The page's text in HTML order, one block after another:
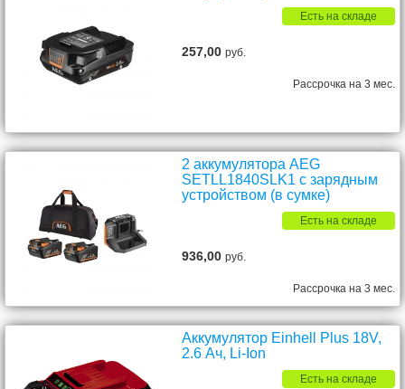
Есть на складе
257,00руб.
Рассрочка на 3 мес.
2 аккумулятора AEG
SETLL1840SLK1 с зарядным
устройством (в сумке)
Есть на складе
936,00руб.
Рассрочка на 3 мес.
Аккумулятор Einhell Plus 18V,
2.6 Ач, Li-Ion
Есть на складе